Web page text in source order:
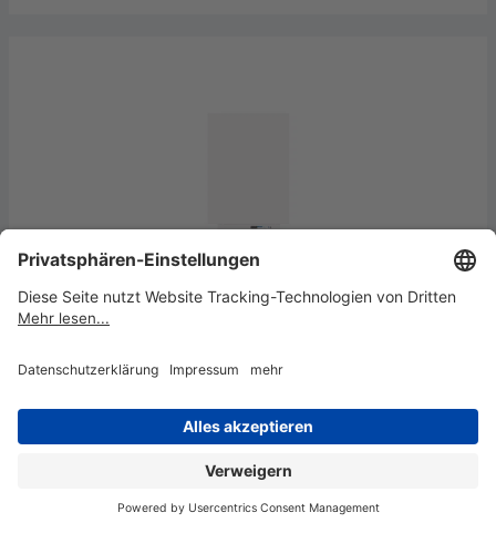
Rocada Whiteboard SKIN COLOUR 55 x 75
Sofort verfügbar, Lieferzeit: 1-4 Werktage